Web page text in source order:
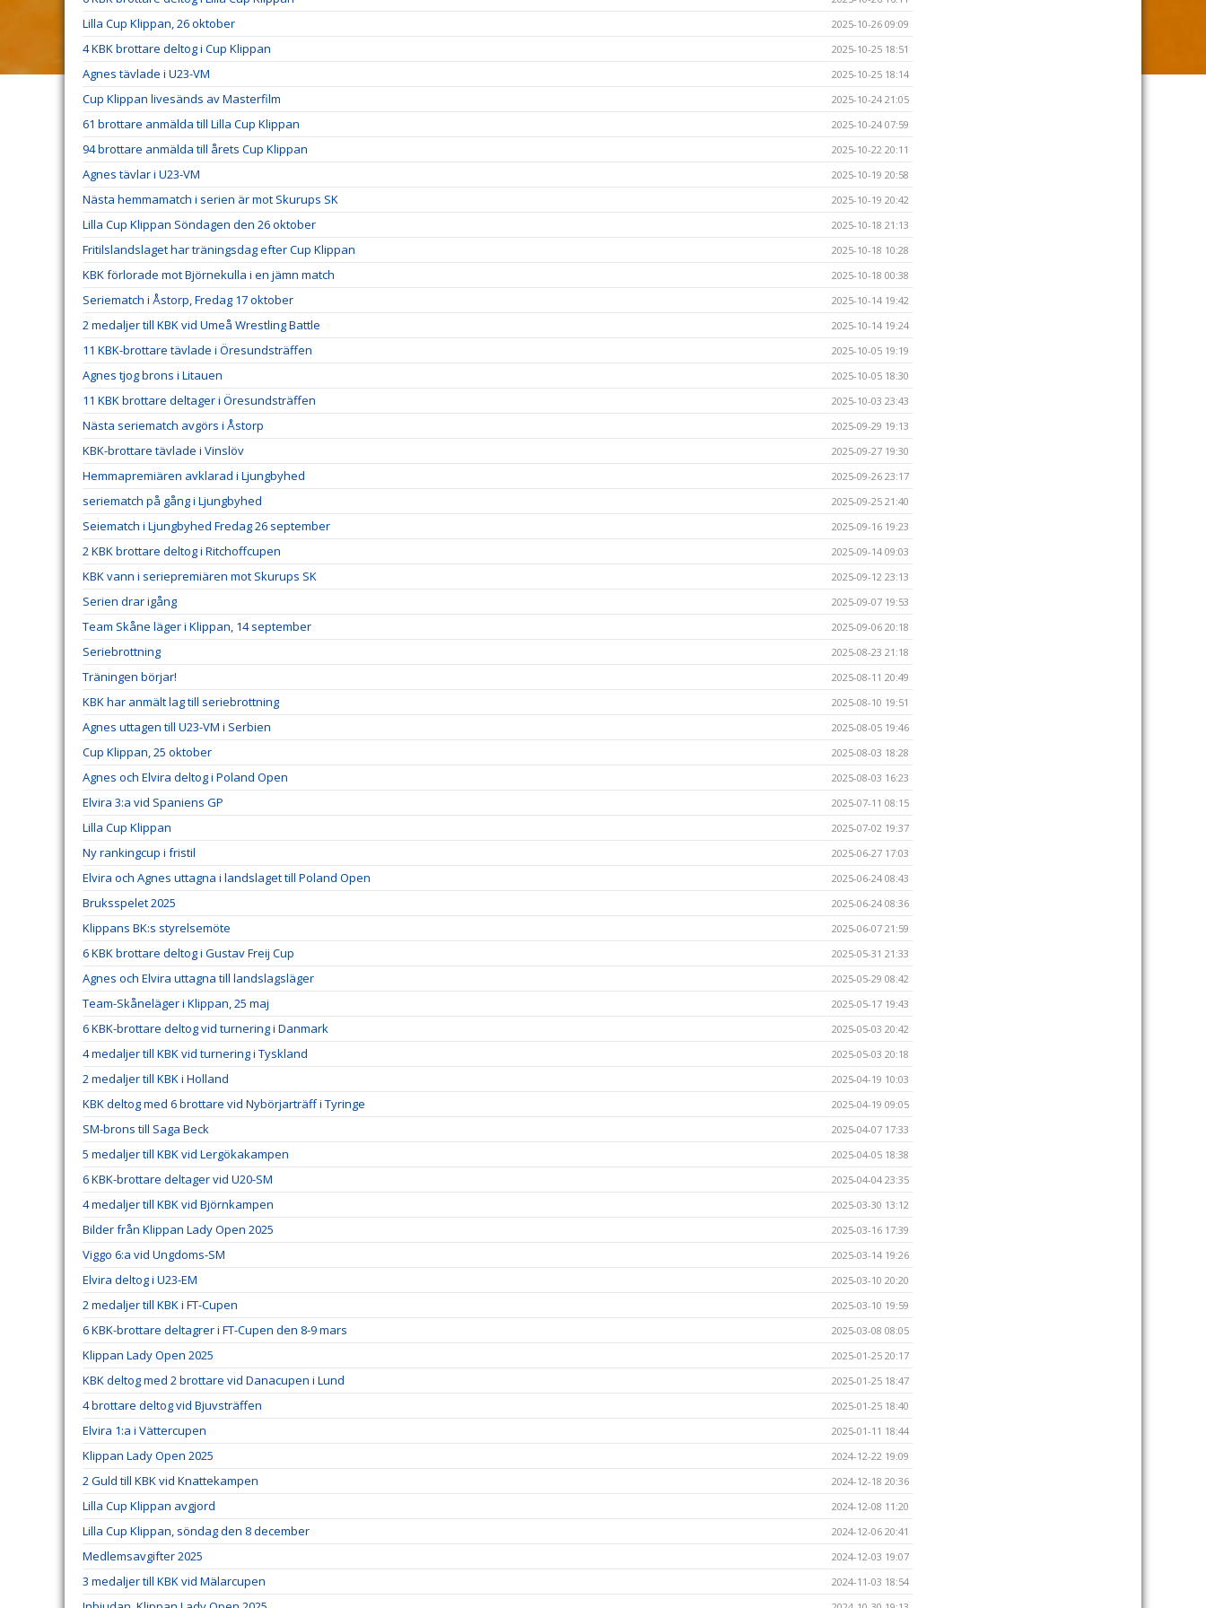
Lilla Cup Klippan, 26 oktober 2025-10-26 09:09
4 KBK brottare deltog i Cup Klippan 2025-10-25 18:51
Agnes tävlade i U23-VM 2025-10-25 18:14
Cup Klippan livesänds av Masterfilm 2025-10-24 21:05
61 brottare anmälda till Lilla Cup Klippan 2025-10-24 07:59
94 brottare anmälda till årets Cup Klippan 2025-10-22 20:11
Agnes tävlar i U23-VM 2025-10-19 20:58
Nästa hemmamatch i serien är mot Skurups SK 2025-10-19 20:42
Lilla Cup Klippan Söndagen den 26 oktober 2025-10-18 21:13
Fritilslandslaget har träningsdag efter Cup Klippan 2025-10-18 10:28
KBK förlorade mot Björnekulla i en jämn match 2025-10-18 00:38
Seriematch i Åstorp, Fredag 17 oktober 2025-10-14 19:42
2 medaljer till KBK vid Umeå Wrestling Battle 2025-10-14 19:24
11 KBK-brottare tävlade i Öresundsträffen 2025-10-05 19:19
Agnes tjog brons i Litauen 2025-10-05 18:30
11 KBK brottare deltager i Öresundsträffen 2025-10-03 23:43
Nästa seriematch avgörs i Åstorp 2025-09-29 19:13
KBK-brottare tävlade i Vinslöv 2025-09-27 19:30
Hemmapremiären avklarad i Ljungbyhed 2025-09-26 23:17
seriematch på gång i Ljungbyhed 2025-09-25 21:40
Seiematch i Ljungbyhed Fredag 26 september 2025-09-16 19:23
2 KBK brottare deltog i Ritchoffcupen 2025-09-14 09:03
KBK vann i seriepremiären mot Skurups SK 2025-09-12 23:13
Serien drar igång 2025-09-07 19:53
Team Skåne läger i Klippan, 14 september 2025-09-06 20:18
Seriebrottning 2025-08-23 21:18
Träningen börjar! 2025-08-11 20:49
KBK har anmält lag till seriebrottning 2025-08-10 19:51
Agnes uttagen till U23-VM i Serbien 2025-08-05 19:46
Cup Klippan, 25 oktober 2025-08-03 18:28
Agnes och Elvira deltog i Poland Open 2025-08-03 16:23
Elvira 3:a vid Spaniens GP 2025-07-11 08:15
Lilla Cup Klippan 2025-07-02 19:37
Ny rankingcup i fristil 2025-06-27 17:03
Elvira och Agnes uttagna i landslaget till Poland Open 2025-06-24 08:43
Bruksspelet 2025 2025-06-24 08:36
Klippans BK:s styrelsemöte 2025-06-07 21:59
6 KBK brottare deltog i Gustav Freij Cup 2025-05-31 21:33
Agnes och Elvira uttagna till landslagsläger 2025-05-29 08:42
Team-Skåneläger i Klippan, 25 maj 2025-05-17 19:43
6 KBK-brottare deltog vid turnering i Danmark 2025-05-03 20:42
4 medaljer till KBK vid turnering i Tyskland 2025-05-03 20:18
2 medaljer till KBK i Holland 2025-04-19 10:03
KBK deltog med 6 brottare vid Nybörjarträff i Tyringe 2025-04-19 09:05
SM-brons till Saga Beck 2025-04-07 17:33
5 medaljer till KBK vid Lergökakampen 2025-04-05 18:38
6 KBK-brottare deltager vid U20-SM 2025-04-04 23:35
4 medaljer till KBK vid Björnkampen 2025-03-30 13:12
Bilder från Klippan Lady Open 2025 2025-03-16 17:39
Viggo 6:a vid Ungdoms-SM 2025-03-14 19:26
Elvira deltog i U23-EM 2025-03-10 20:20
2 medaljer till KBK i FT-Cupen 2025-03-10 19:59
6 KBK-brottare deltagrer i FT-Cupen den 8-9 mars 2025-03-08 08:05
Klippan Lady Open 2025 2025-01-25 20:17
KBK deltog med 2 brottare vid Danacupen i Lund 2025-01-25 18:47
4 brottare deltog vid Bjuvsträffen 2025-01-25 18:40
Elvira 1:a i Vättercupen 2025-01-11 18:44
Klippan Lady Open 2025 2024-12-22 19:09
2 Guld till KBK vid Knattekampen 2024-12-18 20:36
Lilla Cup Klippan avgjord 2024-12-08 11:20
Lilla Cup Klippan, söndag den 8 december 2024-12-06 20:41
Medlemsavgifter 2025 2024-12-03 19:07
3 medaljer till KBK vid Mälarcupen 2024-11-03 18:54